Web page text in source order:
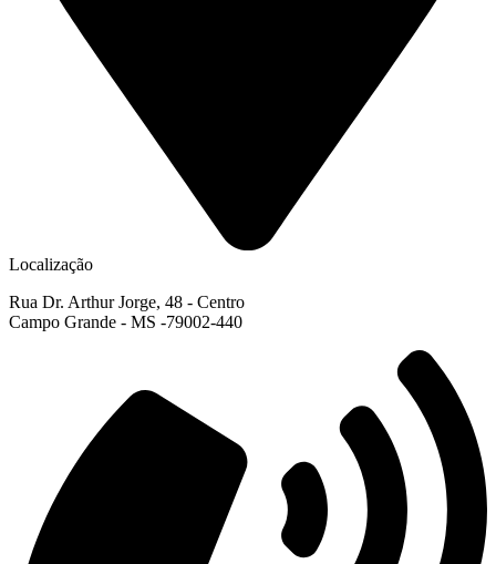
Localização
Rua Dr. Arthur Jorge, 48 - Centro
Campo Grande - MS -79002-440